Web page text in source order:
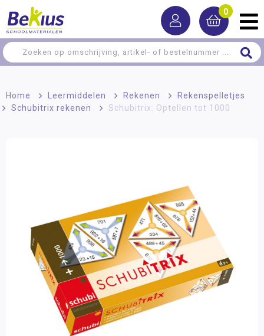
0
Home > Leermiddelen > Rekenen > Rekenspelletjes
Schubitrix rekenen
> Schubitrix: Optellen tot 1000